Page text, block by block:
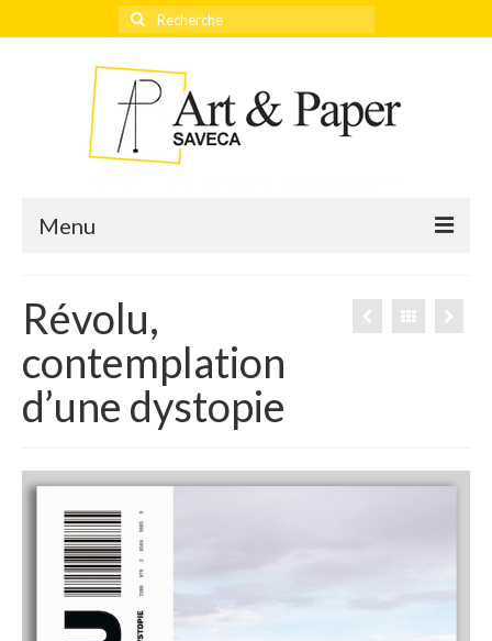
Rechercher
:
Menu
Accueil
Actualités
Éditeurs
Qui sommes-nous ?
Révolu,
contemplation
d’une dystopie